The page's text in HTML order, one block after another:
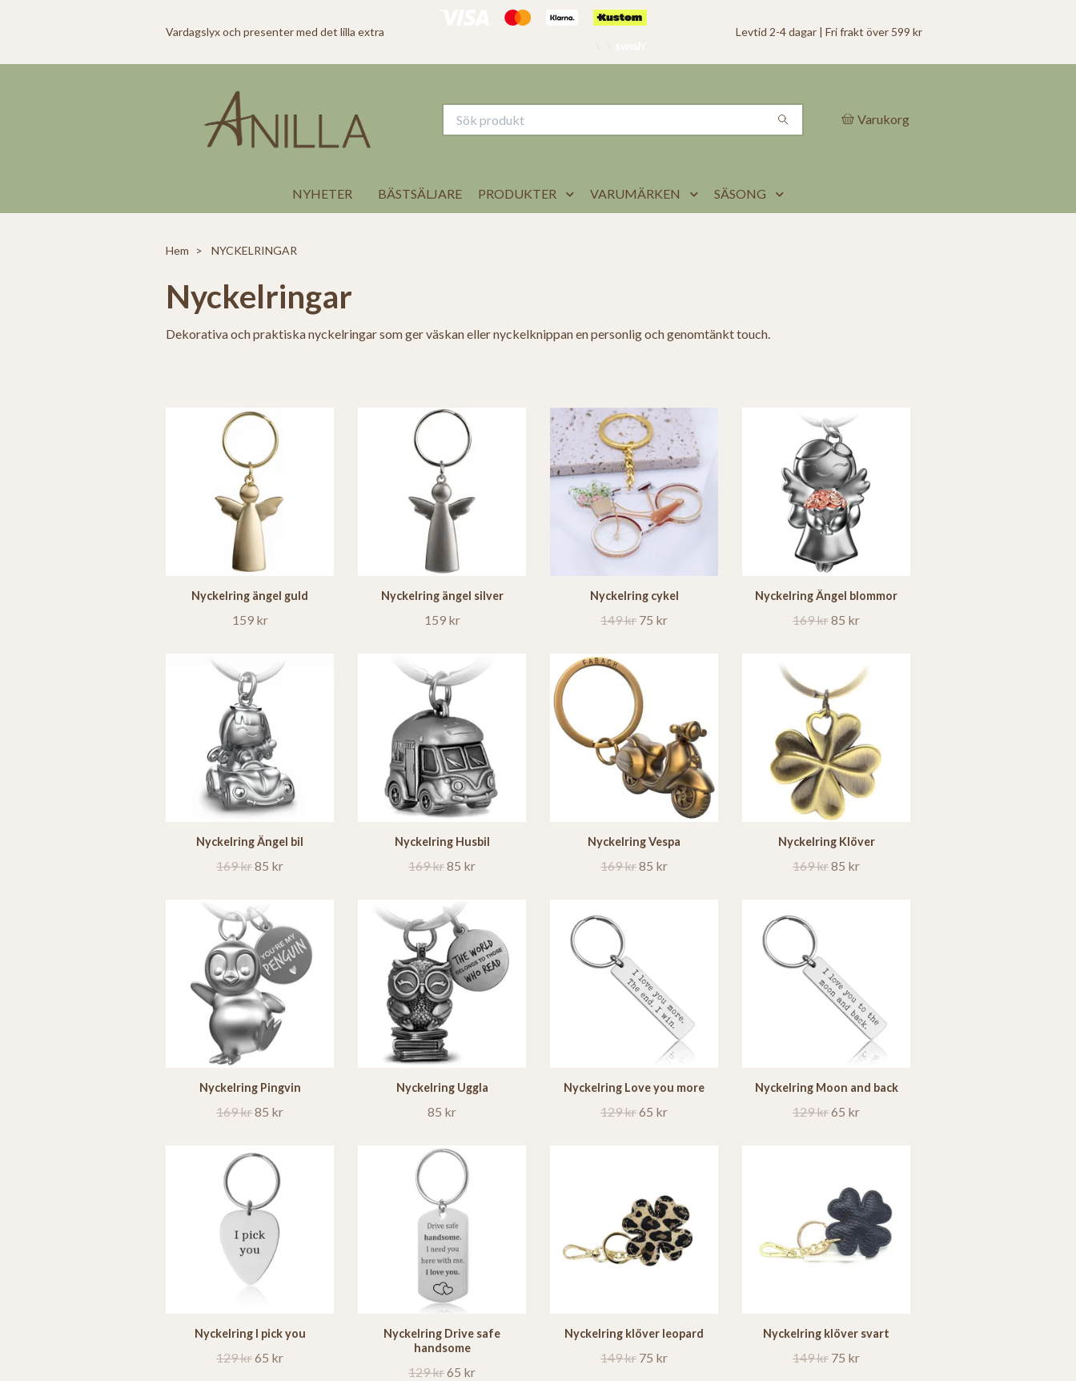
Vardagslyx och presenter med det lilla extra Levtid 2-4 dagar | Fri frakt över 599 kr
Varukorg
NYHETER BÄSTSÄLJARE PRODUKTER VARUMÄRKEN SÄSONG
Hem NYCKELRINGAR
Nyckelringar
Dekorativa och praktiska nyckelringar som ger väskan eller nyckelknippan en personlig och genomtänkt touch.
Nyckelring ängel guld
159 kr
Nyckelring ängel silver
159 kr
Nyckelring cykel
149 kr 75 kr
Nyckelring Ängel blommor
169 kr85 kr
Nyckelring Ängel bil
169 kr85 kr
Nyckelring Husbil
169 kr85 kr
Nyckelring Vespa
169 kr85 kr
Nyckelring Klöver
169 kr85 kr
Nyckelring Pingvin
169 kr85 kr
Nyckelring Uggla
85 kr
Nyckelring Love you more
129 kr65 kr
Nyckelring Moon and back
129 kr65 kr
Nyckelring I pick you
129 kr65 kr
Nyckelring Drive safe
handsome
129 kr65 kr
Nyckelring klöver leopard
149 kr 75 kr
Nyckelring klöver svart
149 kr 75 kr